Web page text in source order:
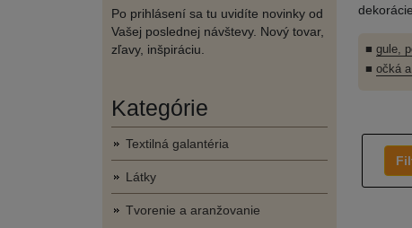
Po prihlásení sa tu uvidíte novinky od
Vašej poslednej návštevy. Nový tovar,
zľavy, inšpiráciu.
Kategórie
Textilná galantéria
Látky
Tvorenie a aranžovanie
■ gule,
■ očká